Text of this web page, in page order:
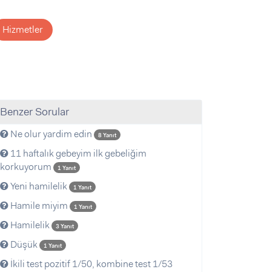
Hizmetler
Benzer Sorular
Ne olur yardim edin 8 Yanıt
11 haftalık gebeyim ilk gebeliğim
korkuyorum
1 Yanıt
Yeni hamilelik 1 Yanıt
Hamile miyim 1 Yanıt
Hamilelik 3 Yanıt
Düşük 1 Yanıt
İkili test pozitif 1/50, kombine test 1/53